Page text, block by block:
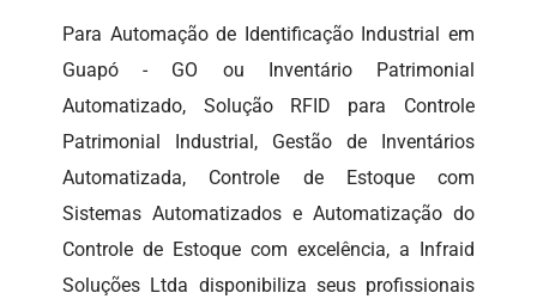
Para Automação de Identificação Industrial em
Guapó - GO ou Inventário Patrimonial
Automatizado, Solução RFID para Controle
Patrimonial Industrial, Gestão de Inventários
Automatizada, Controle de Estoque com
Sistemas Automatizados e Automatização do
Controle de Estoque com excelência, a Infraid
Soluções Ltda disponibiliza seus profissionais